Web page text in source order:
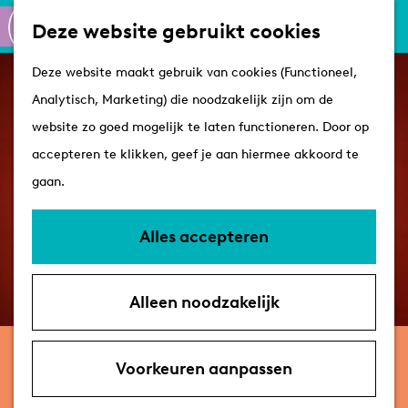
Deze website gebruikt cookies
Deze website maakt gebruik van cookies (Functioneel,
Analytisch, Marketing) die noodzakelijk zijn om de
website zo goed mogelijk te laten functioneren. Door op
accepteren te klikken, geef je aan hiermee akkoord te
gaan.
Alles accepteren
Alleen noodzakelijk
Voorkeuren aanpassen
K
a
r
t
Z
e
k
e
n
e
n
u
Routes
Winkelen
Plan je bezoek
Tips
Arrangementen
parkeren
Maaike Ouboter